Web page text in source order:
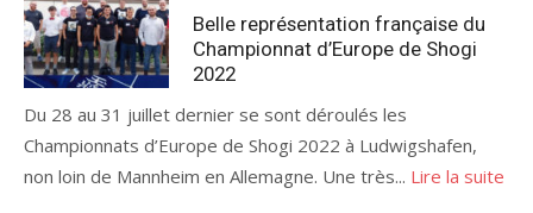
Belle représentation française du
Championnat d’Europe de Shogi
2022
Du 28 au 31 juillet dernier se sont déroulés les
Championnats d’Europe de Shogi 2022 à Ludwigshafen,
non loin de Mannheim en Allemagne. Une très... Lire la suite